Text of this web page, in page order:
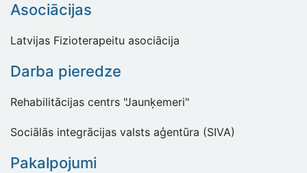
Asociācijas
Latvijas Fizioterapeitu asociācija
Darba pieredze
Rehabilitācijas centrs "Jaunķemeri"
Sociālās integrācijas valsts aģentūra (SIVA)
Pakalpojumi